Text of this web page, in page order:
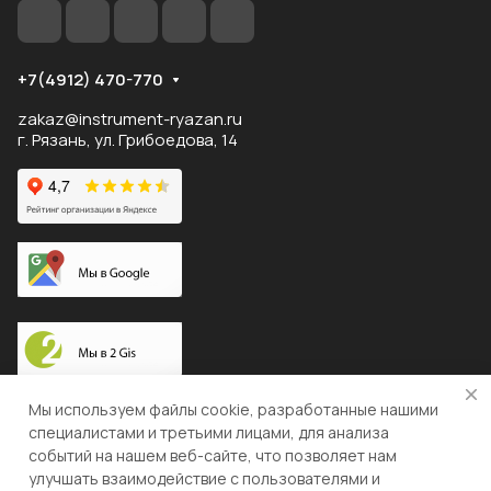
+7(4912) 470-770
zakaz@instrument-ryazan.ru
г. Рязань, ул. Грибоедова, 14
Доставка по России
Мы используем файлы cookie, разработанные нашими
специалистами и третьими лицами, для анализа
событий на нашем веб-сайте, что позволяет нам
улучшать взаимодействие с пользователями и